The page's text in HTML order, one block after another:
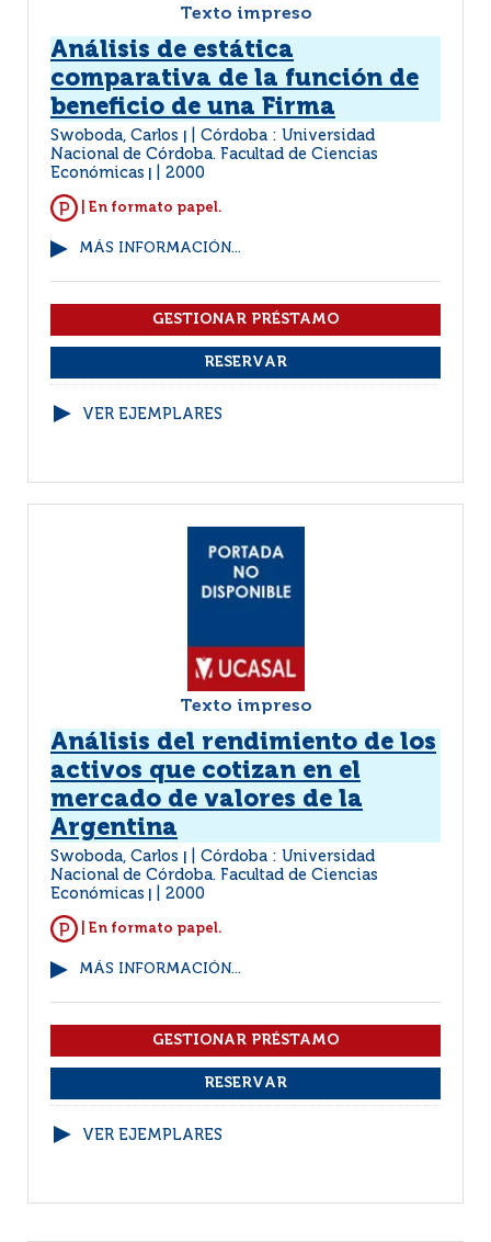
Texto impreso
Análisis de estática
comparativa de la función de
beneficio de una Firma
Swoboda, Carlos
Córdoba : Universidad
Nacional de Córdoba. Facultad de Ciencias
Económicas
2000
| En formato papel.
MÁS INFORMACIÓN...
VER EJEMPLARES
Texto impreso
Análisis del rendimiento de los
activos que cotizan en el
mercado de valores de la
Argentina
Swoboda, Carlos
Córdoba : Universidad
Nacional de Córdoba. Facultad de Ciencias
Económicas
2000
| En formato papel.
MÁS INFORMACIÓN...
VER EJEMPLARES